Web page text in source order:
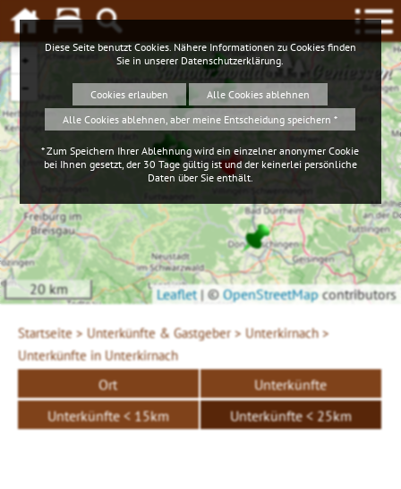
Schwarzwald Geniessen
+
−
20 km Leaflet | ©OpenStreetMapcontributors
Startseite > Unterkünfte & Gastgeber > Unterkirnach >
Unterkünfte in Unterkirnach
Ort
Unterkünfte
Unterkünfte < 15km
Unterkünfte < 25km
Diese Seite benutzt Cookies. Nähere Informationen zu Cookies finden
Sie in unserer Datenschutzerklärung
Cookies erlauben
Alle Cookies ablehnen
Alle Cookies ablehnen, aber meine Entscheidung speichern *
* Zum Speichern Ihrer Ablehnung wird ein einzelner anonymer Cookie
bei Ihnen gesetzt, der 30 Tage gültig ist und der keinerlei persönliche
Daten über Sie enthält.